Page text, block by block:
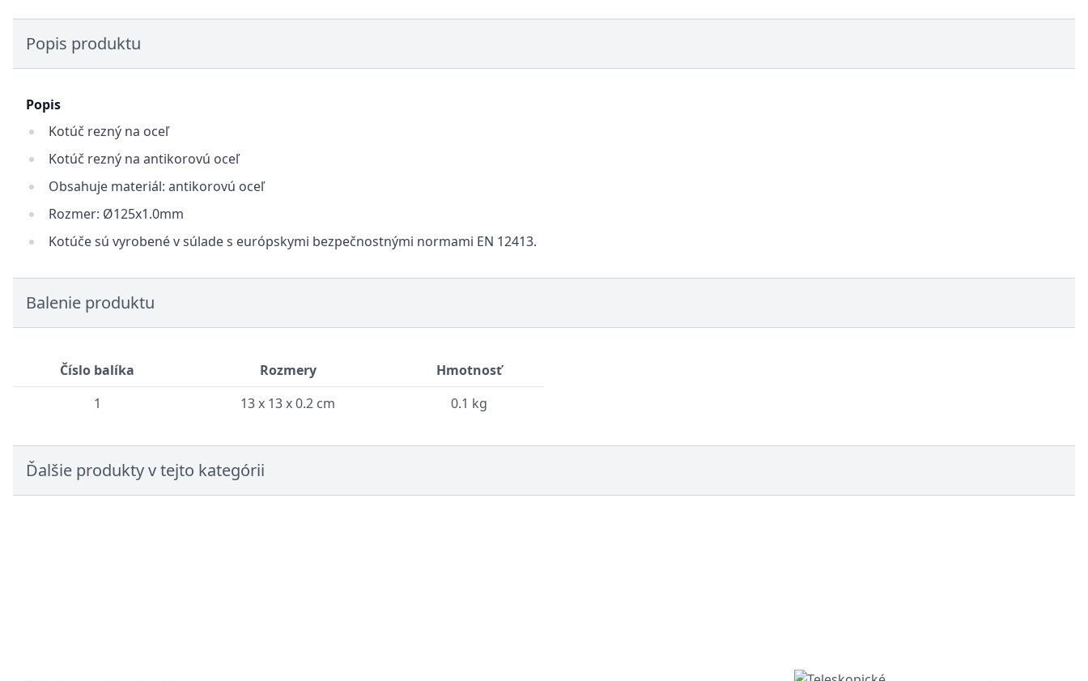
Popis produktu
Popis
Kotúč rezný na oceľ
Kotúč rezný na antikorovú oceľ
Obsahuje materiál: antikorovú oceľ
Rozmer: Ø125x1.0mm
Kotúče sú vyrobené v súlade s európskymi bezpečnostnými normami EN 12413.
Balenie produktu
Číslo balíka Rozmery
Hmotnosť
1
13 x 13 x 0.2 cm 0.1 kg
Ďalšie produkty v tejto kategórii